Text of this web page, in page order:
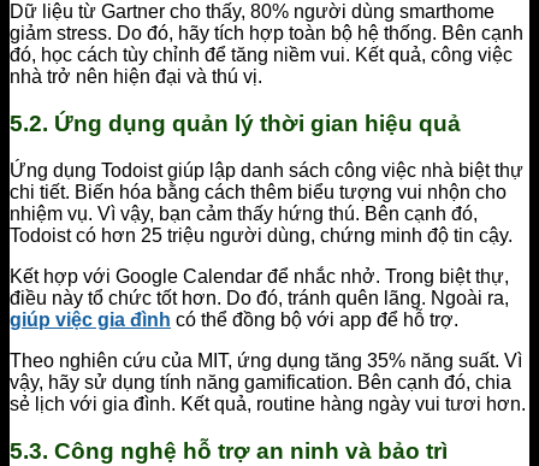
Dữ liệu từ Gartner cho thấy, 80% người dùng smarthome
giảm stress. Do đó, hãy tích hợp toàn bộ hệ thống. Bên cạnh
đó, học cách tùy chỉnh để tăng niềm vui. Kết quả, công việc
nhà trở nên hiện đại và thú vị.
5.2. Ứng dụng quản lý thời gian hiệu quả
Ứng dụng Todoist giúp lập danh sách công việc nhà biệt thự
chi tiết. Biến hóa bằng cách thêm biểu tượng vui nhộn cho
nhiệm vụ. Vì vậy, bạn cảm thấy hứng thú. Bên cạnh đó,
Todoist có hơn 25 triệu người dùng, chứng minh độ tin cậy.
Kết hợp với Google Calendar để nhắc nhở. Trong biệt thự,
điều này tổ chức tốt hơn. Do đó, tránh quên lãng. Ngoài ra,
giúp việc gia đình có thể đồng bộ với app để hỗ trợ.
Theo nghiên cứu của MIT, ứng dụng tăng 35% năng suất. Vì
vậy, hãy sử dụng tính năng gamification. Bên cạnh đó, chia
sẻ lịch với gia đình. Kết quả, routine hàng ngày vui tươi hơn.
5.3. Công nghệ hỗ trợ an ninh và bảo trì